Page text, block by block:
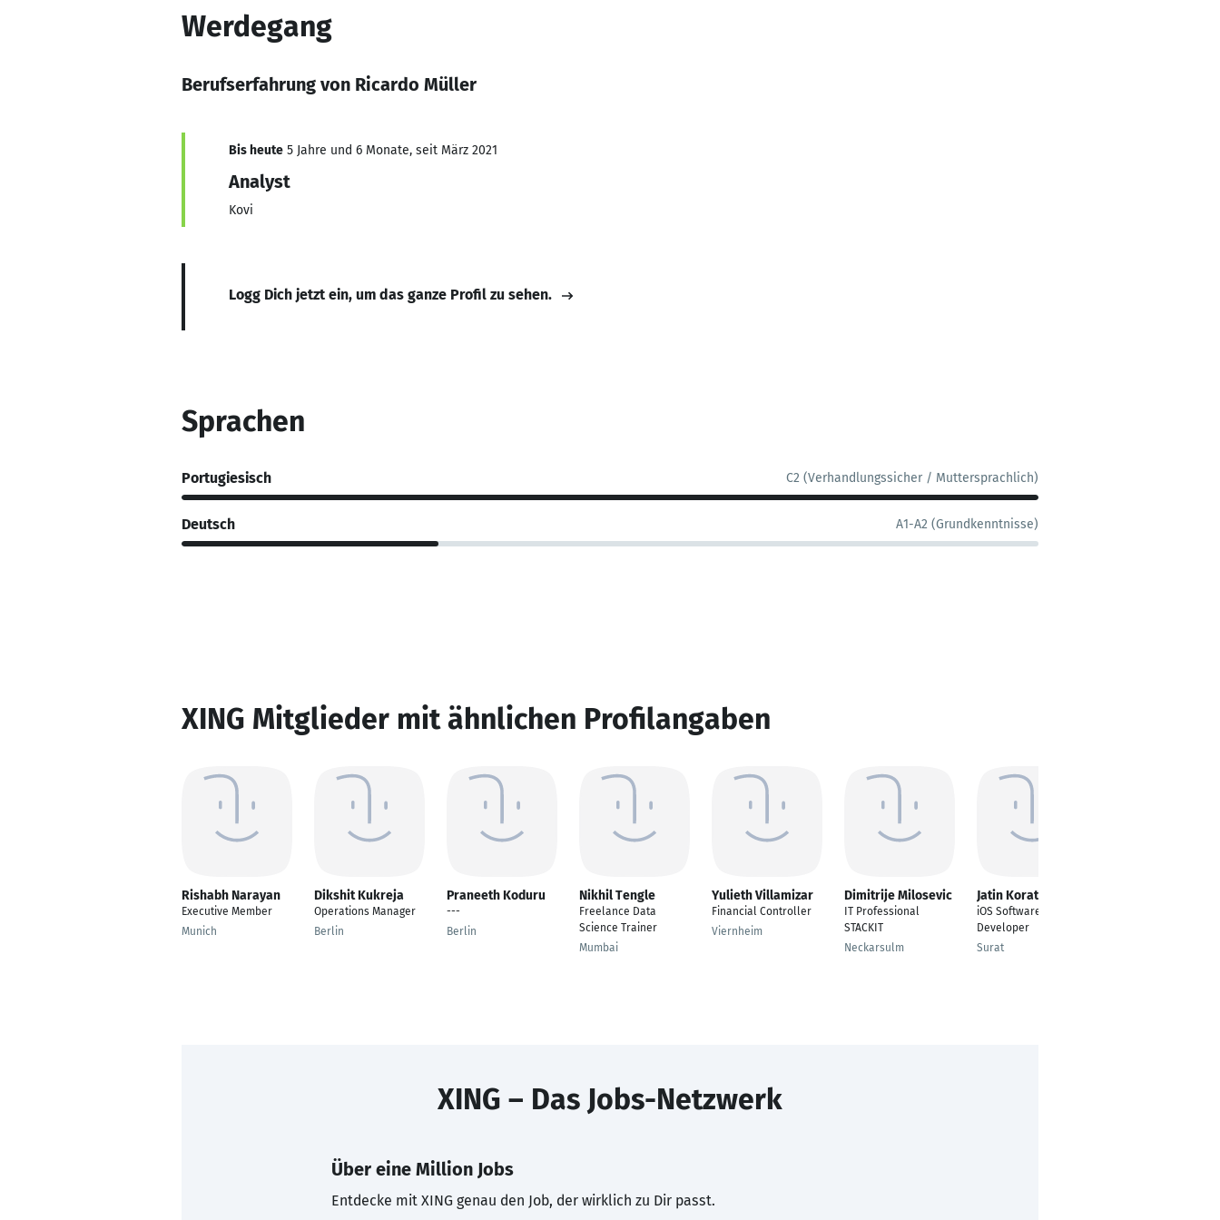
Werdegang
Berufserfahrung von Ricardo Müller
Bis heute 5 Jahre und 6 Monate, seit März 2021
Analyst
Kovi
Logg Dich jetzt ein, um das ganze Profil zu sehen.
Sprachen
Portugiesisch C2 (Verhandlungssicher / Muttersprachlich)
Deutsch A1-A2 (Grundkenntnisse)
XING Mitglieder mit ähnlichen Profilangaben
Rishabh Narayan
Executive Member
Munich
Dikshit Kukreja
Operations Manager
Berlin
Praneeth Koduru
---
Berlin
Nikhil Tengle
Freelance Data
Science Trainer
Mumbai
Yulieth Villamizar
Financial Controller
Viernheim
Dimitrije Milosevic
IT Professional
STACKIT
Neckarsulm
Jatin Korat
iOS Software
Developer
Surat
XING – Das Jobs-Netzwerk
Über eine Million Jobs
Entdecke mit XING genau den Job, der wirklich zu Dir passt.